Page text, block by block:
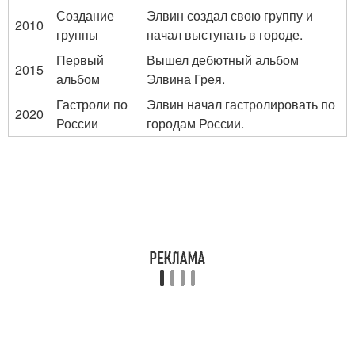
2010
Создание
группы
Элвин создал свою группу и
начал выступать в городе.
2015
Первый
альбом
Вышел дебютный альбом
Элвина Грея.
2020
Гастроли по
России
Элвин начал гастролировать по
городам России.